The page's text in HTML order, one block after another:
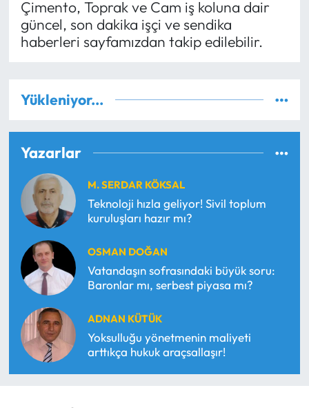
Çimento, Toprak ve Cam iş koluna dair
güncel, son dakika işçi ve sendika
haberleri sayfamızdan takip edilebilir.
Yükleniyor...
Yazarlar
M. SERDAR KÖKSAL
Teknoloji hızla geliyor! Sivil toplum
kuruluşları hazır mı?
OSMAN DOĞAN
Vatandaşın sofrasındaki büyük soru:
Baronlar mı, serbest piyasa mı?
ADNAN KÜTÜK
Yoksulluğu yönetmenin maliyeti
arttıkça hukuk araçsallaşır!